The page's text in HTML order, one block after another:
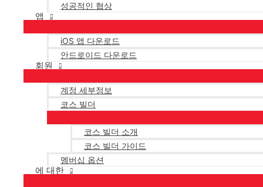
성공적인 협상
앱
iOS 앱 다운로드
안드로이드 다운로드
회원
계정 세부정보
코스 빌더
코스 빌더 소개
코스 빌더 가이드
멤버십 옵션
에 대한